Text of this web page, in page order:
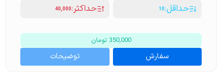
حداقل:10 حداکثر:40,000
350,000 تومان
سفارش توضیحات